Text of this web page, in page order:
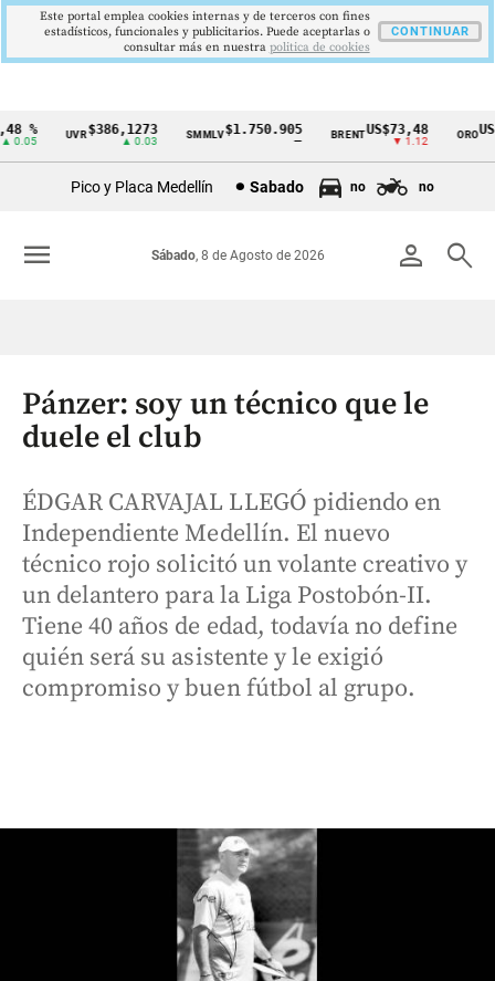
Cintillo
Colombia
% UVR$386,1273
▲ 0.03
SMMLV$1.750.905 BRENTUS$73,48
▼ 1.12
ORO
Pico y Placa Medellín Sabado no no
person search
Sábado, 8 de Agosto de 2026
menu
Pánzer: soy un técnico que le
duele el club
ÉDGAR CARVAJAL LLEGÓ pidiendo en
Independiente Medellín. El nuevo
técnico rojo solicitó un volante creativo y
un delantero para la Liga Postobón-II.
Tiene 40 años de edad, todavía no define
quién será su asistente y le exigió
compromiso y buen fútbol al grupo.
Este portal emplea cookies internas y de terceros con fines
estadísticos, funcionales y publicitarios. Puede aceptarlas o
consultar más en nuestra politica de cookies
CONTINUAR